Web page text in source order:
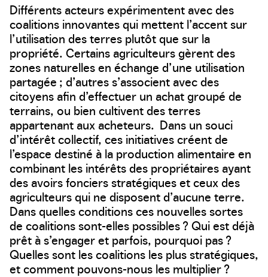
Différents acteurs expérimentent avec des
coalitions innovantes qui mettent l’accent sur
l’utilisation des terres plutôt que sur la
propriété. Certains agriculteurs gèrent des
zones naturelles en échange d’une utilisation
partagée ; d’autres s’associent avec des
citoyens afin d’effectuer un achat groupé de
terrains, ou bien cultivent des terres
appartenant aux acheteurs. Dans un souci
d’intérêt collectif, ces initiatives créent de
l’espace destiné à la production alimentaire en
combinant les intérêts des propriétaires ayant
des avoirs fonciers stratégiques et ceux des
agriculteurs qui ne disposent d’aucune terre.
Dans quelles conditions ces nouvelles sortes
de coalitions sont-elles possibles ? Qui est déjà
prêt à s’engager et parfois, pourquoi pas ?
Quelles sont les coalitions les plus stratégiques,
et comment pouvons-nous les multiplier ?